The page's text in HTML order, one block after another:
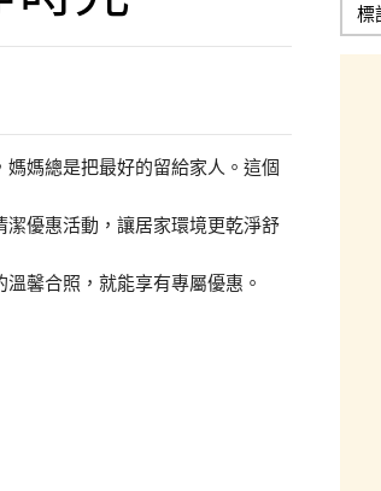
媽總是把最好的留給家人。這個
優惠活動，讓居家環境更乾淨舒
馨合照，就能享有專屬優惠。